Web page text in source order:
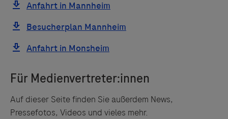
Auf dieser Seite finden Sie außerdem News,
Pressefotos, Videos und vieles mehr.